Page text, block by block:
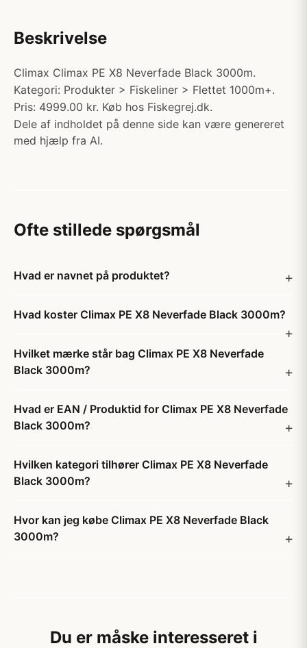
Beskrivelse
Climax Climax PE X8 Neverfade Black 3000m.
Kategori: Produkter > Fiskeliner > Flettet 1000m+.
Pris: 4999.00 kr. Køb hos Fiskegrej.dk.
Dele af indholdet på denne side kan være genereret
med hjælp fra AI.
Ofte stillede spørgsmål
Hvad er navnet på produktet?
Hvad koster Climax PE X8 Neverfade Black 3000m?
Hvilket mærke står bag Climax PE X8 Neverfade
Black 3000m?
Hvad er EAN / Produktid for Climax PE X8 Neverfade
Black 3000m?
Hvilken kategori tilhører Climax PE X8 Neverfade
Black 3000m?
Hvor kan jeg købe Climax PE X8 Neverfade Black
3000m?
Du er måske interesseret i